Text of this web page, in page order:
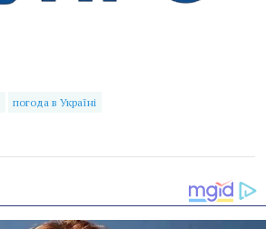
погода в Україні